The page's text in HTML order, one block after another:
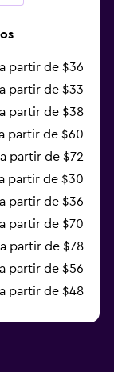
a partir de $36
a partir de $33
a partir de $38
partir de $60
a partir de $72
partir de $30
a partir de $36
a partir de $70
a partir de $78
a partir de $56
a partir de $48